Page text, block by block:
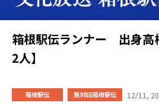
箱根駅伝ランナー 出身
2人】
箱根駅伝 第98回箱根駅伝 12/11,